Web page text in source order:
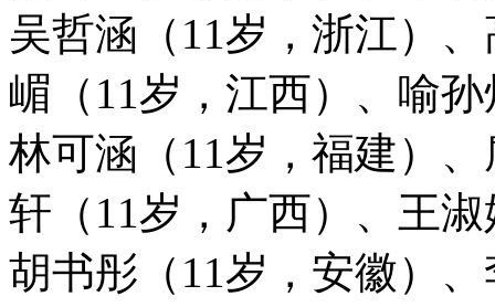
吴哲涵（11岁，浙江）
嵋（11岁，江西）、喻
林可涵（11岁，福建）
轩（11岁，广西）、王
胡书彤（11岁，安徽）